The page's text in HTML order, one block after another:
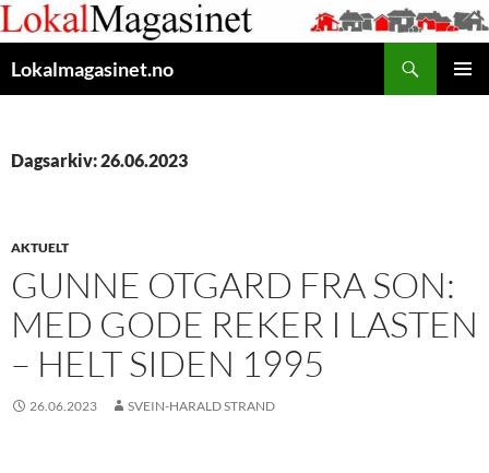
Gå
til
innhaldet
Lokalmagasinet.no
Dagsarkiv: 26.06.2023
AKTUELT
GUNNE OTGARD FRA SON:
MED GODE REKER I LASTEN
– HELT SIDEN 1995
26.06.2023 SVEIN-HARALD STRAND